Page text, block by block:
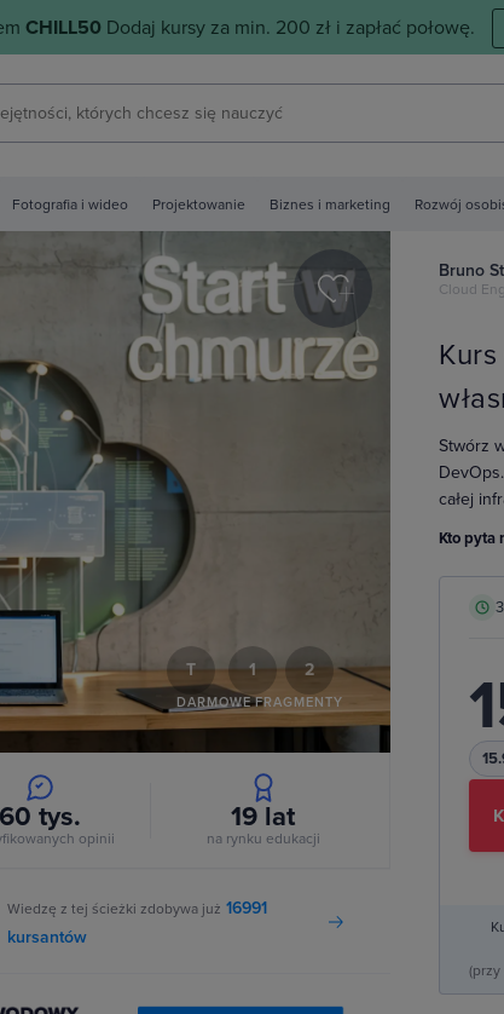
CHILL50Dodaj kursy za min. 200 zł i zapłać połowę.
Fotografia i wideo Projektowanie Biznes i marketing Rozwój
T 1 2
DARMOWE FRAGMENTY
60 tys.
opinii
19 lat
na rynku edukacji
Wiedzę z tej ścieżki zdobywa już 16991
kursantów
Bruno
Cloud
Stwórz
całej
Kto pyta
(przy